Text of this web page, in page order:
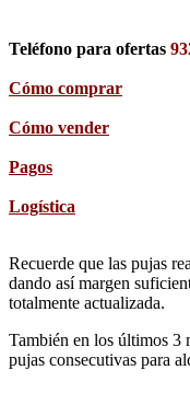
Teléfono para ofertas
Cómo comprar
Cómo vender
Pagos
Logística
Recuerde que las pujas
dando así margen
totalmente actualizada.
También en los últimos 3
pujas consecutivas para